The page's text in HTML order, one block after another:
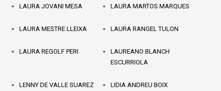
LAURA JOVANI MESA LAURA MARTOS MARQUES
LAURA MESTRE LLEIXA LAURA RANGEL TULON
LAURA REGOLF PERI
LAUREANO BLANCH
ESCURRIOLA
LENNY DE VALLE SUAREZ
LIDIA ANDREU BOIX